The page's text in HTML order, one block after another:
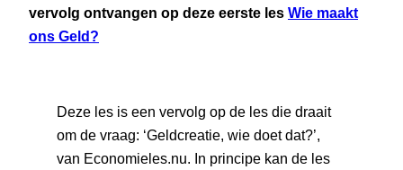
vervolg ontvangen op deze eerste les Wie maakt
ons Geld?
Deze les is een vervolg op de les die draait
om de vraag: ‘Geldcreatie, wie doet dat?’,
van Economieles.nu. In principe kan de les